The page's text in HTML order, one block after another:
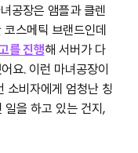
공장은 앰플과 클렌
스메틱 브랜드인데
를 진행해 서버가 다
요. 이런 마녀공장이
소비자에게 엄청난 칭
을 하고 있는 건지,